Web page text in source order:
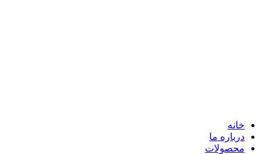
خانه
درباره ما
محصولات